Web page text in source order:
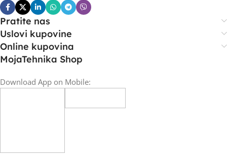
Pratite nas
Uslovi kupovine
Online kupovina
MojaTehnika Shop
Download App on Mobile: